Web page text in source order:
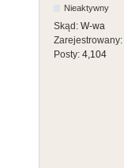
Nieaktywny
Skąd: W-wa
Zarejestrowany:
Posty: 4,104